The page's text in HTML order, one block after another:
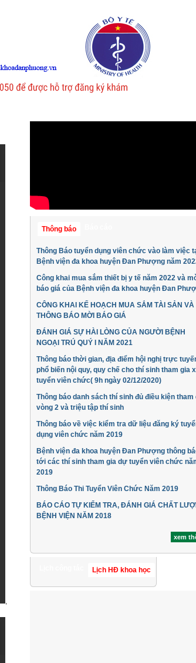
,
Thông báo
Thông Báo tuyển dụng viên chức vào làm việc
Bệnh viện đa khoa huyện Đan Phượng năm
Công khai mua sắm thiết bị y tế năm 2022 và
báo giá của Bệnh viện đa khoa huyện Đan
CÔNG KHAI KẾ HOẠCH MUA SẮM TÀI SẢN VÀ
THÔNG BÁO MỜI BÁO GIÁ
ĐÁNH GIÁ SỰ HÀI LÒNG CỦA NGƯỜI BỆNH
NGOẠI TRÚ QUÝ I NĂM 2021
Thông báo thời gian, địa điểm hội nghị trực
phổ biến nội quy, quy chế cho thí sinh tham gia
tuyển viên chức( 9h ngày 02/12/2020)
Thông báo danh sách thí sinh đủ điều kiện tham
vòng 2 và triệu tập thí sinh
Thông báo về việc kiểm tra dữ liệu đăng ký
dụng viên chức năm 2019
Bệnh viện đa khoa huyện Đan Phượng thông
tới các thí sinh tham gia dự tuyển viên chức
2019
Thông Báo Thi Tuyển Viên Chức Năm 2019
BÁO CÁO TỰ KIỂM TRA, ĐÁNH GIÁ CHẤT
BỆNH VIỆN NĂM 2018
xem
Lịch HĐ khoa học